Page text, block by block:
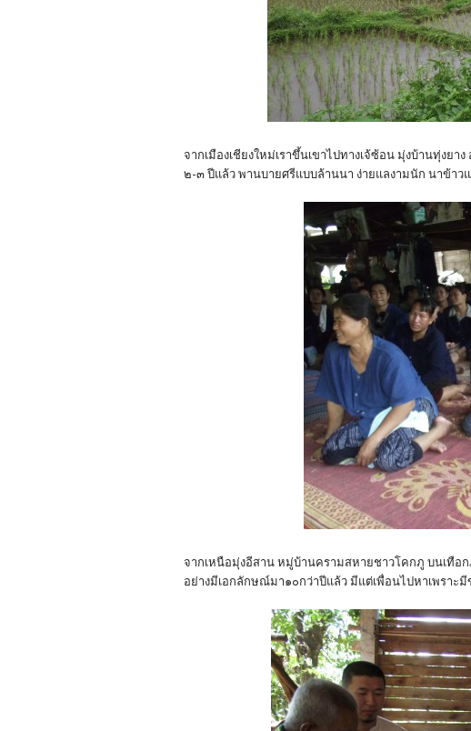
จากเมืองเชียงใหม่เราขึ้นเขาไปทางเจ้ซ้อน มุ่งบ้านทุ่งย
๒-๓ ปีแล้ว พานบายศรีแบบล้านนา ง่ายแลงามนัก นาข้าว
จากเหนือมุ่งอีสาน หมู่บ้านครามสหายชาวโคกภู บนเทื
อย่างมีเอกลักษณ์มา๑๐กว่าปีแล้ว มีแต่เพื่อนไปหาเพราะ